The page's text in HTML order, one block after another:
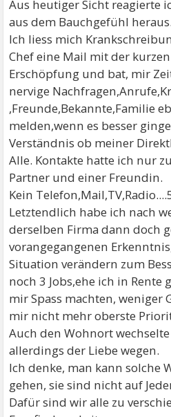
Aus heutiger Sicht reagierte
aus dem Bauchgefühl heraus.
Ich liess mich
Chef eine Mail mit der
Erschöpfung und bat, mir
nervige
,Freunde,Bekannte,Familie
melden,wenn es besser
Verständnis ob meiner
Alle. Kontakte hatte ich nur
Partner und einer Freundin.
Kein
Letztendlich habe ich nach
derselben Firma dann doch
vorangegangenen
Situation verändern zum
noch 3 Jobs,ehe ich in Rente
mir Spass machten, weniger
mir nicht mehr oberste
Auch den Wohnort
allerdings der Liebe wegen.
Ich denke, man kann solche
gehen, sie sind nicht auf
Dafür sind wir alle zu